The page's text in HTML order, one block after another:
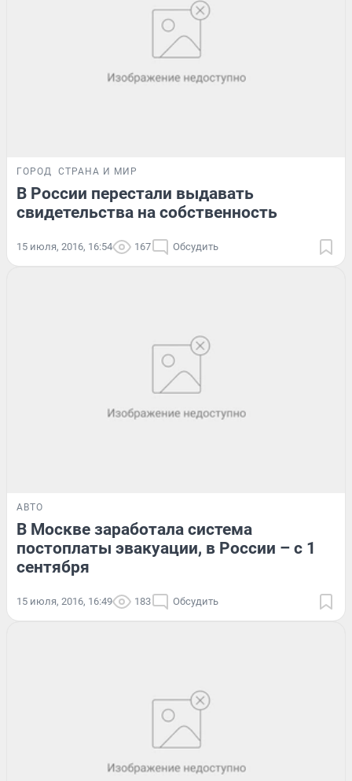
ГОРОД СТРАНА И МИР
В России перестали выдавать
свидетельства на собственность
15 июля, 2016, 16:54 167 Обсудить
АВТО
В Москве заработала система
постоплаты эвакуации, в России – с 1
сентября
15 июля, 2016, 16:49 183 Обсудить